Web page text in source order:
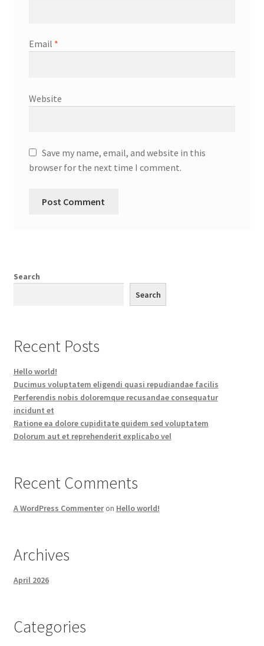
Email *
Website
Save my name, email, and website in this
browser for the next time I comment.
Search
Search
Recent Posts
Hello world!
Ducimus voluptatem eligendi quasi repudiandae facilis
Perferendis nobis doloremque recusandae consequatur
incidunt et
Ratione ea dolore cupiditate quidem sed voluptatem
Dolorum aut et reprehenderit explicabo vel
Recent Comments
A WordPress Commenteron Hello world!
Archives
April 2026
Categories